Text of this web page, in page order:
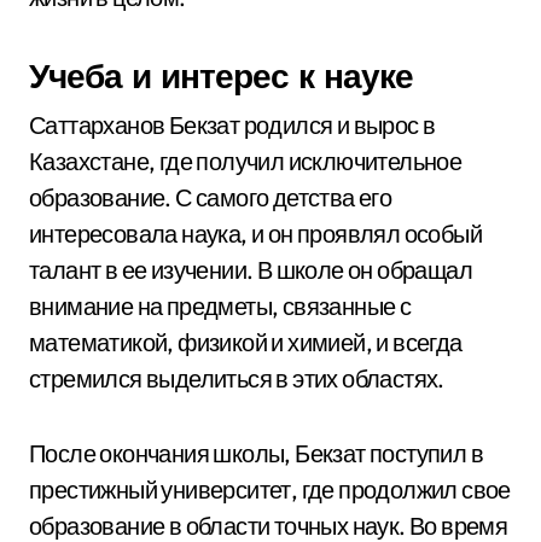
Учеба и интерес к науке
Саттарханов Бекзат родился и вырос в
Казахстане, где получил исключительное
образование. С самого детства его
интересовала наука, и он проявлял особый
талант в ее изучении. В школе он обращал
внимание на предметы, связанные с
математикой, физикой и химией, и всегда
стремился выделиться в этих областях.
После окончания школы, Бекзат поступил в
престижный университет, где продолжил свое
образование в области точных наук. Во время